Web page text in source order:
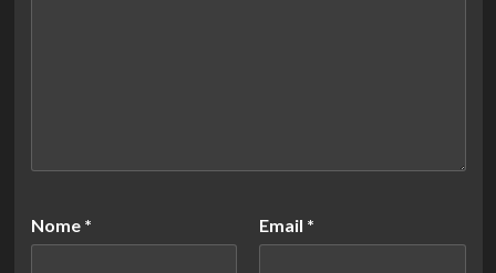
Nome * Email *